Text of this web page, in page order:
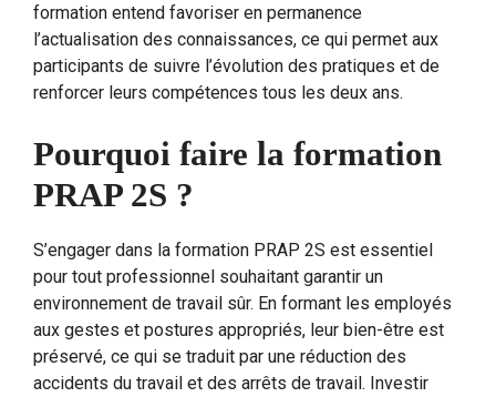
formation entend favoriser en permanence
l’actualisation des connaissances, ce qui permet aux
participants de suivre l’évolution des pratiques et de
renforcer leurs compétences tous les deux ans.
Pourquoi faire la formation
PRAP 2S ?
S’engager dans la formation PRAP 2S est essentiel
pour tout professionnel souhaitant garantir un
environnement de travail sûr. En formant les employés
aux gestes et postures appropriés, leur bien-être est
préservé, ce qui se traduit par une réduction des
accidents du travail et des arrêts de travail. Investir